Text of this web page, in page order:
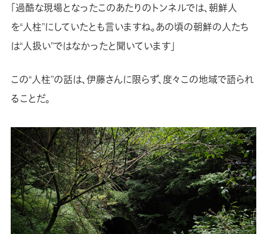
「過酷な現場となったこのあたりのトンネルでは、朝鮮人
を“人柱”にしていたとも言いますね。あの頃の朝鮮の人たち
は“人扱い”ではなかったと聞いています」
この“人柱”の話は、伊藤さんに限らず、度々この地域で語られ
ることだ。